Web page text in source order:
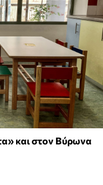
και στον Βύρωνα